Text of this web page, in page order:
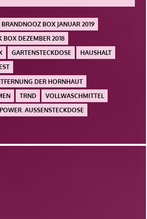
BRANDNOOZ BOX JANUAR 2019
BOX DEZEMBER 2018
GARTENSTECKDOSE
HAUSHALT
DER HORNHAUT
TRND
VOLLWASCHMITTEL
AUSSENSTECKDOSE